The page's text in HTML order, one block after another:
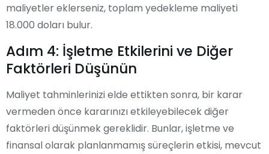
maliyetler eklerseniz, toplam yedekleme maliyeti
18.000 doları bulur.
Adım 4: İşletme Etkilerini ve Diğer
Faktörleri Düşünün
Maliyet tahminlerinizi elde ettikten sonra, bir karar
vermeden önce kararınızı etkileyebilecek diğer
faktörleri düşünmek gereklidir. Bunlar, işletme ve
finansal olarak planlanmamış süreçlerin etkisi, mevcut